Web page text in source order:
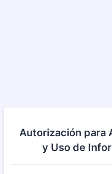
Autorización para
y Uso de